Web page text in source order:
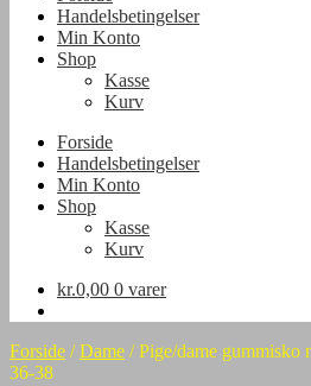
Handelsbetingelser
Min Konto
Shop
Kasse
Kurv
Forside
Handelsbetingelser
Min Konto
Shop
Kasse
Kurv
kr.0,00 0 varer
Forside /Dame /Pige/dame gummisko
36-38